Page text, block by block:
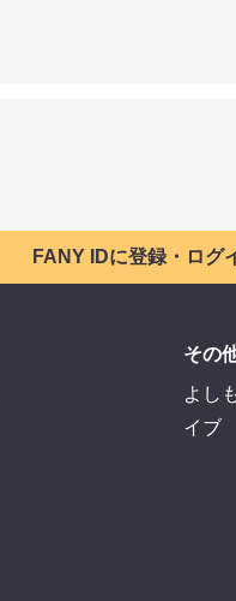
FANY IDに登録・ログ
その
よし
イブ